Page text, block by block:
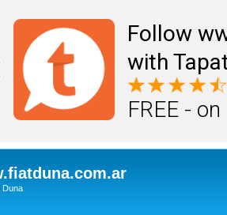
Follow
with
FREE -
Duna